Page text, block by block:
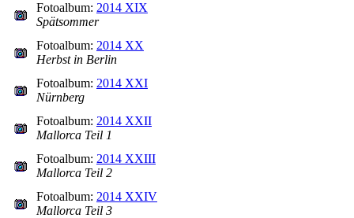
Fotoalbum: 2014 XIX
Spätsommer
Fotoalbum: 2014 XX
Herbst in Berlin
Fotoalbum: 2014 XXI
Nürnberg
Fotoalbum: 2014 XXII
Mallorca Teil 1
Fotoalbum: 2014 XXIII
Mallorca Teil 2
Fotoalbum: 2014 XXIV
Mallorca Teil 3